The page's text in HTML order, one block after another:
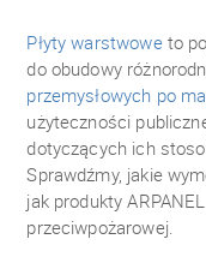
Płyty warstwoweto
do obudowy
przemysłowych po
użyteczności
dotyczących ich
Sprawdźmy, jakie
jak produkty
przeciwpożarowej.